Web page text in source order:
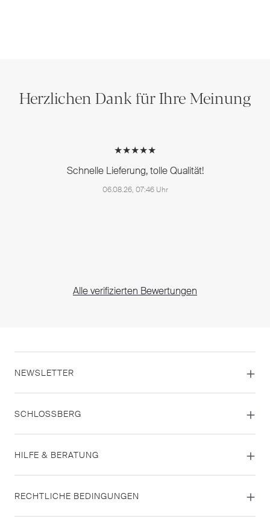
Herzlichen Dank für Ihre Meinung
★★★★★
Schnelle Lieferung, tolle Qualität!
06.08.26, 07:46 Uhr
Alle verifizierten Bewertungen
NEWSLETTER
SCHLOSSBERG
HILFE & BERATUNG
RECHTLICHE BEDINGUNGEN